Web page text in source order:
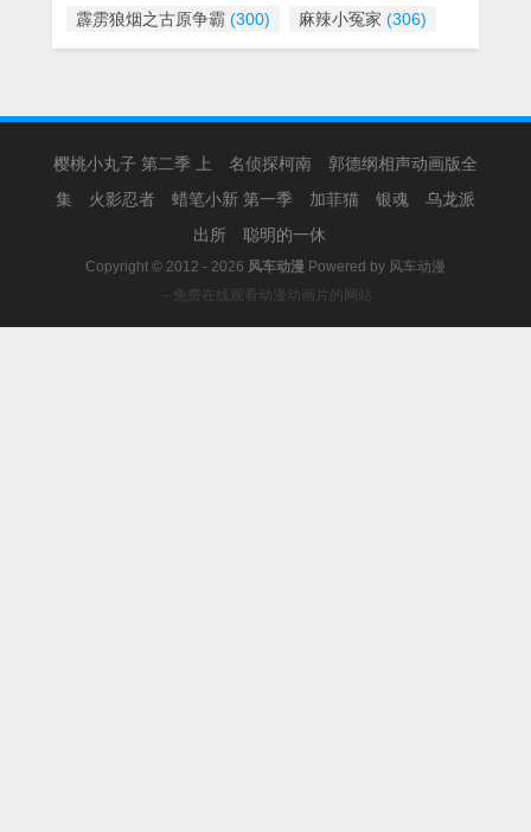
霹雳狼烟之古原争霸 (300) 麻辣小冤家 (306)
樱桃小丸子 第二季 上 名侦探柯南
郭德纲相声动画版全
集
火影忍者 蜡笔小新 第一季 加菲猫 银魂
乌龙派
出所
聪明的一休
Copyright © 2012 - 2026 风车动漫 Powered by 风车动漫
－免费在线观看动漫动画片的网站